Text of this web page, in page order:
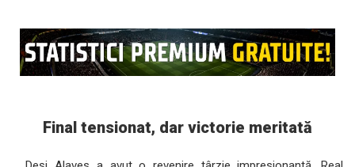
Final tensionat, dar victorie meritată